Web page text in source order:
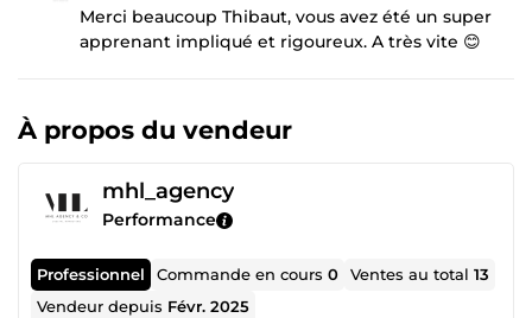
Merci beaucoup Thibaut, vous avez été un super
apprenant impliqué et rigoureux. A très vite 😊
À propos du vendeur
mhl_agency
Performance
Professionnel Commande en cours0 Ventes au total13
Vendeur depuis Févr. 2025